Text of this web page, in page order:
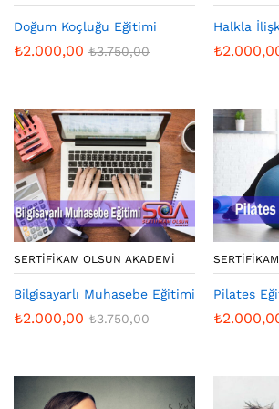
Doğum Koçluğu Eğitimi
₺2.000,00 ₺3.750,00
Halkla
₺
SERTIFIKAM OLSUN AKADEMI
Bilgisayarlı Muhasebe Eğitimi
₺2.000,00 ₺3.750,00
Pilates
₺